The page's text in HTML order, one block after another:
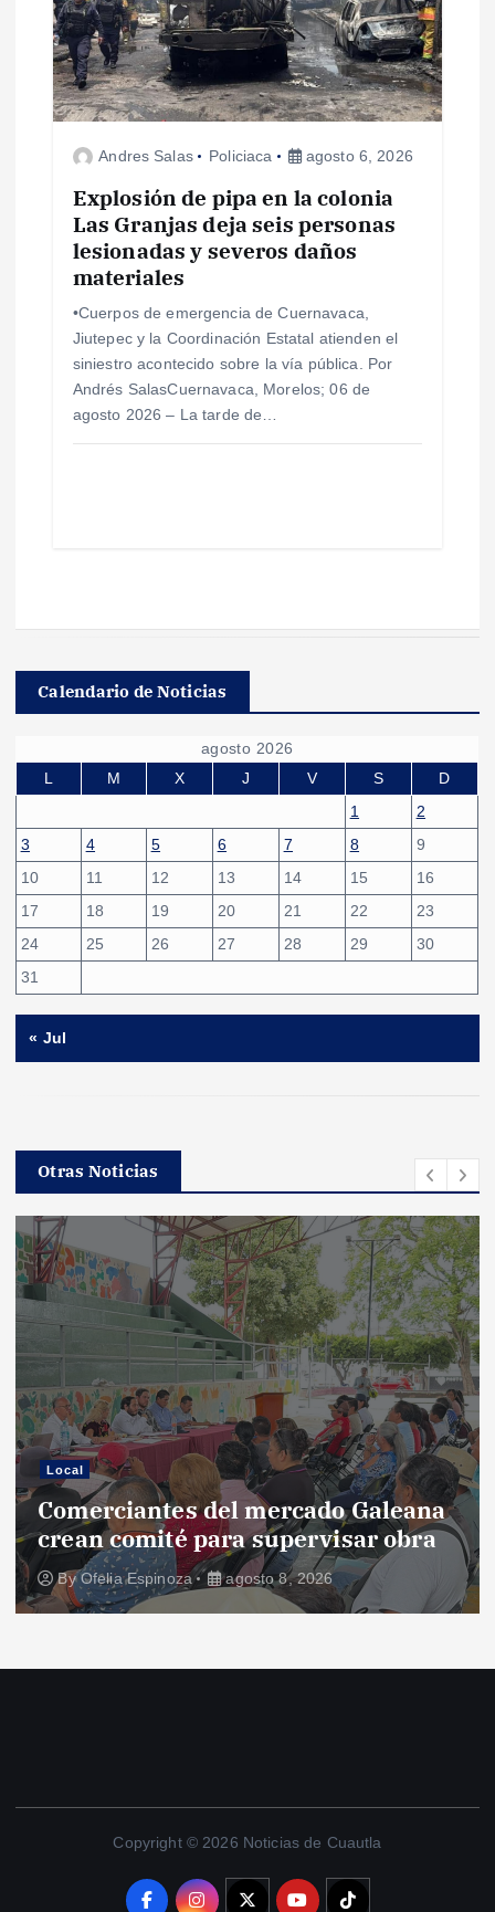
Andres Salas Policiaca agosto 6, 2026
Explosión de pipa en la colonia
Las Granjas deja seis personas
lesionadas y severos daños
materiales
•Cuerpos de emergencia de Cuernavaca,
Jiutepec y la Coordinación Estatal atienden el
siniestro acontecido sobre la vía pública. Por
Andrés SalasCuernavaca, Morelos; 06 de
agosto 2026 – La tarde de…
Calendario de Noticias
agosto 2026
L
M X J V S
D
1
2
3
4 5 6 7 8
9
10
11 12 13 14 15
16
17
18 19 20 21 22
23
24
25 26 27 28 29
30
31
« Jul
Otras Noticias
Local
Comerciantes del mercado Galeana
crean comité para supervisar obra
ByOfelia Espinoza agosto 8, 2026
Copyright © 2026 Noticias de Cuautla